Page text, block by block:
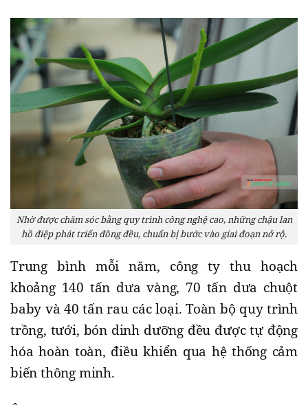
Nhờ được chăm sóc bằng quy trình công nghệ cao, những chậu lan
hồ điệp phát triển đồng đều, chuẩn bị bước vào giai đoạn nở rộ.
Trung bình mỗi năm, công ty thu hoạch
khoảng 140 tấn dưa vàng, 70 tấn dưa chuột
baby và 40 tấn rau các loại. Toàn bộ quy trình
trồng, tưới, bón dinh dưỡng đều được tự động
hóa hoàn toàn, điều khiển qua hệ thống cảm
biến thông minh.